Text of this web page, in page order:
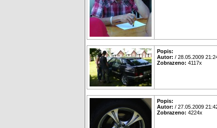
Popis:
Autor: / 28.05.2009
Zobrazeno: 4117x
Popis:
Autor: / 27.05.2009
Zobrazeno: 4224x